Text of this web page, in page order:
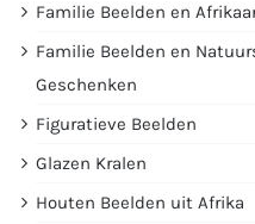
Familie Beelden en
Familie Beelden en
Geschenken
Figuratieve Beelden
Glazen Kralen
Houten Beelden uit Afrika